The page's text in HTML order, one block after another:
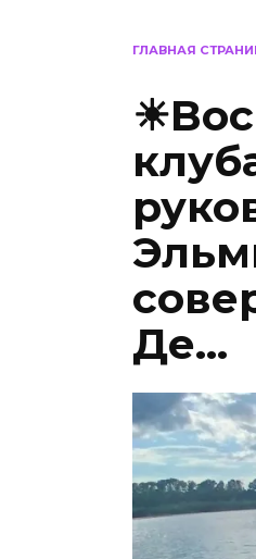
ГЛАВНАЯ
Де…